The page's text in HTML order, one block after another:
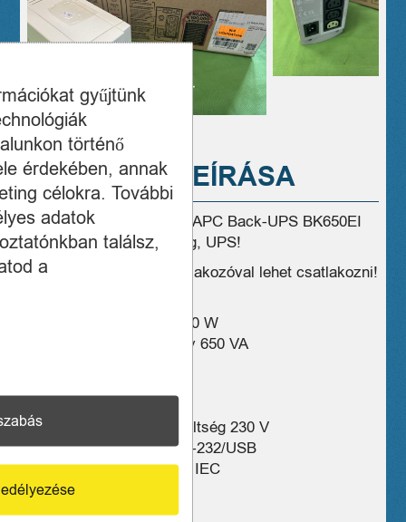
A TERMÉK LEÍRÁSA
Eladó használt, hibátlan APC Back-UPS BK650EI
szünetmentes tápegység, UPS!
A tápegséghez IEC csatlakozóval lehet csatlakozni!
Hatásos teljesítmény 400 W
Látszólagos teljesítmény 650 VA
Kimenő maximális feszültség 230 V
Kommunikációs port RS-232/USB
Csatlakozó aljzat típusa IEC
Töltési idő 8 óra
Tömeg 6 kg
gyűjtünk
történő
érdekében, annak
célokra. További
adatok
találsz,
a